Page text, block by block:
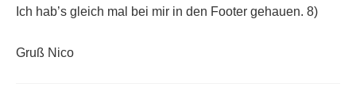
Ich hab’s gleich mal bei mir in den Footer gehauen. 8)
Gruß Nico